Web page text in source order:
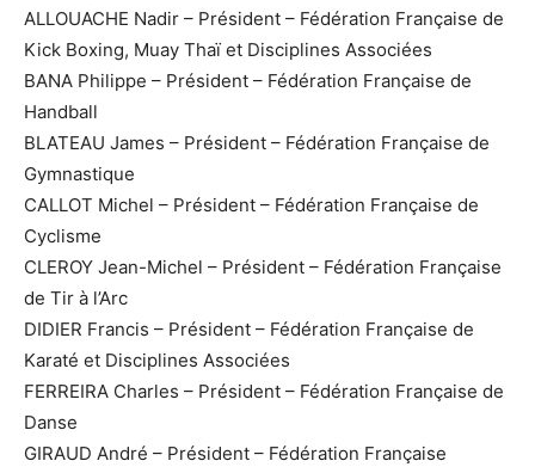
ALLOUACHE Nadir – Président – Fédération Française de
Kick Boxing, Muay Thaï et Disciplines Associées
BANA Philippe – Président – Fédération Française de
Handball
BLATEAU James – Président – Fédération Française de
Gymnastique
CALLOT Michel – Président – Fédération Française de
Cyclisme
CLEROY Jean-Michel – Président – Fédération Française
de Tir à l’Arc
DIDIER Francis – Président – Fédération Française de
Karaté et Disciplines Associées
FERREIRA Charles – Président – Fédération Française de
Danse
GIRAUD André – Président – Fédération Française